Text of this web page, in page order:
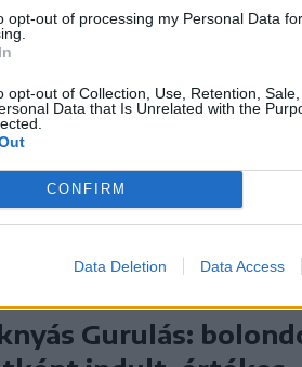
opt-out of processing my Personal Data
opt-out of Collection, Use, Retention,
Data that Is Unrelated with the
CONFIRM
Data Deletion Data Access
leves |
kovászos uborkaleves a
meglepetése.
Gurulás: